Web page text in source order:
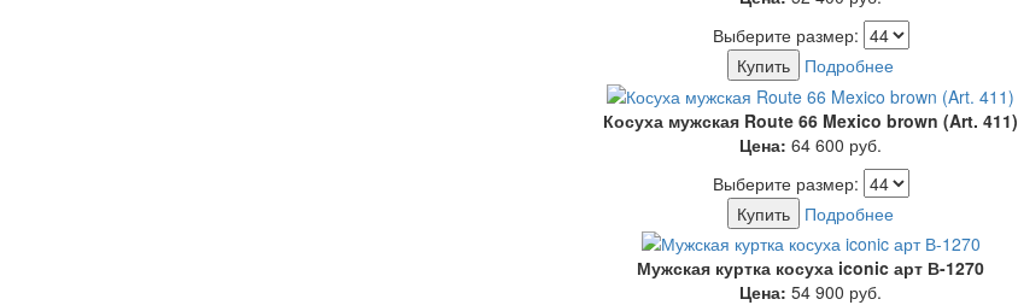
Выберите размер:
Купить
Подробнее
Косуха мужская Route 66 Mexico brown (Art. 411)
Цена: 64 600 руб.
Выберите размер:
Купить
Подробнее
Мужская куртка косуха iconic арт В-1270
Цена: 54 900 руб.